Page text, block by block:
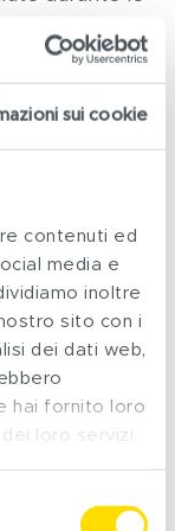
sui cookie
contenuti ed
media e
inoltre
sito con i
dei dati web,
hai fornito loro
loro servizi.
in
per
2023,
a Roma il 3